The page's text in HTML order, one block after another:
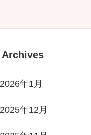
Archives
2026年1月
2025年12月